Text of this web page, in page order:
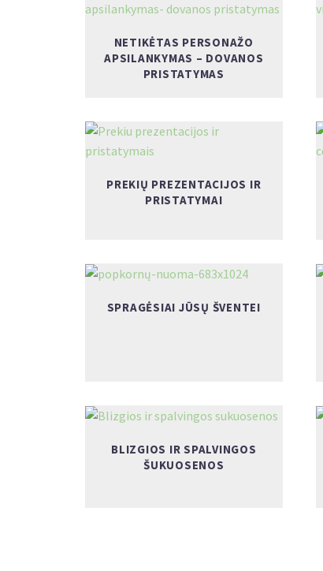
NETIKĖTAS PERSONAŽO
APSILANKYMAS – DOVANOS
PRISTATYMAS
PREKIŲ PREZENTACIJOS IR
PRISTATYMAI
SPRAGĖSIAI JŪSŲ ŠVENTEI
BLIZGIOS IR SPALVINGOS
ŠUKUOSENOS